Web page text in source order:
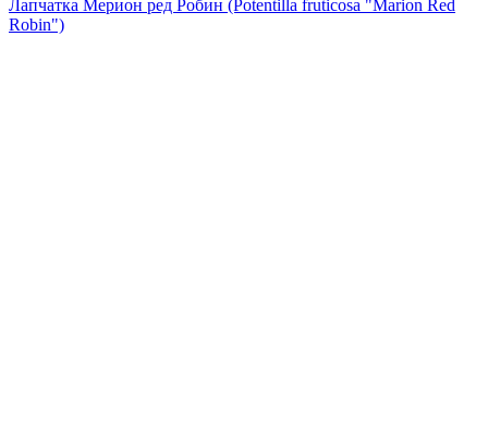
Лапчатка Мерион ред Робин (Potentilla fruticosa "Marion Red
Robin")